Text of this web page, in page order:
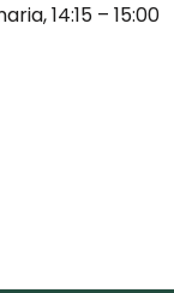
14:15 – 15:00